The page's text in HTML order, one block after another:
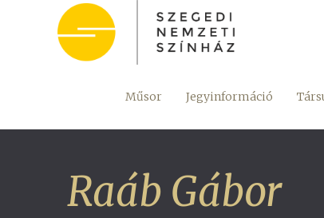
Műsor Jegyinformáció
Raáb Gábor